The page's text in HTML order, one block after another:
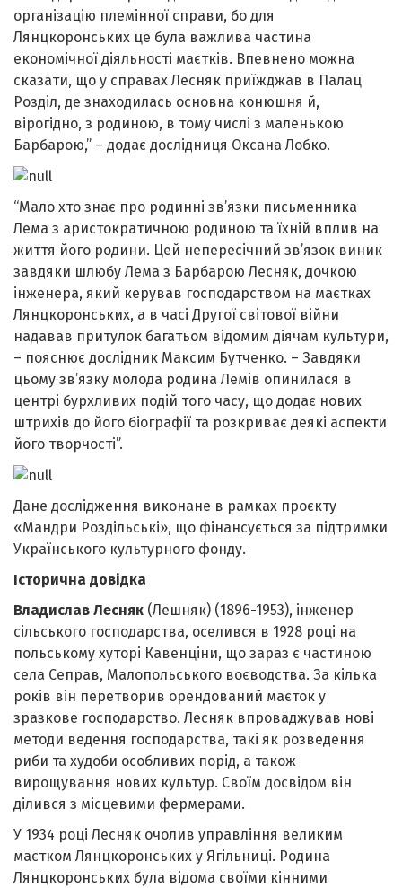
організацію племінної справи, бо для
Лянцкоронських це була важлива частина
економічної діяльності маєтків. Впевнено можна
сказати, що у справах Лесняк приїжджав в Палац
Розділ, де знаходилась основна конюшня й,
вірогідно, з родиною, в тому числі з маленькою
Барбарою,” – додає дослідниця Оксана Лобко.
“Мало хто знає про родинні зв’язки письменника
Лема з аристократичною родиною та їхній вплив на
життя його родини. Цей непересічний зв’язок виник
завдяки шлюбу Лема з Барбарою Лесняк, дочкою
інженера, який керував господарством на маєтках
Лянцкоронських, а в часі Другої світової війни
надавав притулок багатьом відомим діячам культури,
– пояснює дослідник Максим Бутченко. – Завдяки
цьому зв’язку молода родина Лемів опинилася в
центрі бурхливих подій того часу, що додає нових
штрихів до його біографії та розкриває деякі аспекти
його творчості”.
Дане дослідження виконане в рамках проєкту
«Мандри Роздільські», що фінансується за підтримки
Українського культурного фонду.
Історична довідка
Владислав Лесняк (Лешняк) (1896-1953), інженер
сільського господарства, оселився в 1928 році на
польському хуторі Кавенціни, що зараз є частиною
села Сеправ, Малопольського воєводства. За кілька
років він перетворив орендований маєток у
зразкове господарство. Лесняк впроваджував нові
методи ведення господарства, такі як розведення
риби та худоби особливих порід, а також
вирощування нових культур. Своїм досвідом він
ділився з місцевими фермерами.
У 1934 році Лесняк очолив управління великим
маєтком Лянцкоронських у Ягільниці. Родина
Лянцкоронських була відома своїми кінними